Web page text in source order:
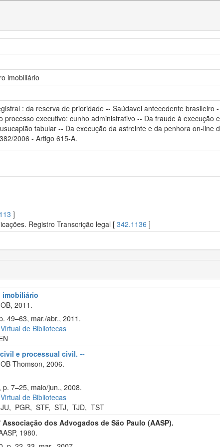
imobiliário
: da reserva de prioridade -- Saúdavel antecedente
executivo: cunho administrativo -- Da fraude à
tabular -- Da execução da astreinte e da penhora on-
2006 - Artigo 615-A.
]
Registro Transcrição legal [ 342.1136 ]
imobiliário
2011.
49–63, mar./abr., 2011.
de Bibliotecas
e processual civil. --
Thomson, 2006.
7–25, maio/jun., 2008.
de Bibliotecas
, PGR, STF, STJ, TJD, TST
Associação dos Advogados de São Paulo (AASP).
1980.